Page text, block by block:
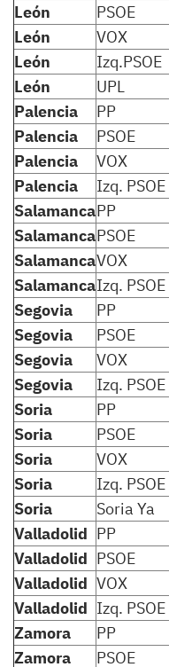
León
PSOE
León
VOX
León
Izq.PSOE
León
UPL
Palencia
PP
Palencia
PSOE
Palencia
VOX
Palencia
Izq. PSOE
SalamancaPP
SalamancaPSOE
SalamancaVOX
SalamancaIzq. PSOE
Segovia
PP
Segovia
PSOE
Segovia
VOX
Segovia
Izq. PSOE
Soria
PP
Soria
PSOE
Soria
VOX
Soria
Izq. PSOE
Soria
Soria Ya
Valladolid PP
Valladolid PSOE
Valladolid VOX
Valladolid Izq. PSOE
Zamora
PP
Zamora
PSOE